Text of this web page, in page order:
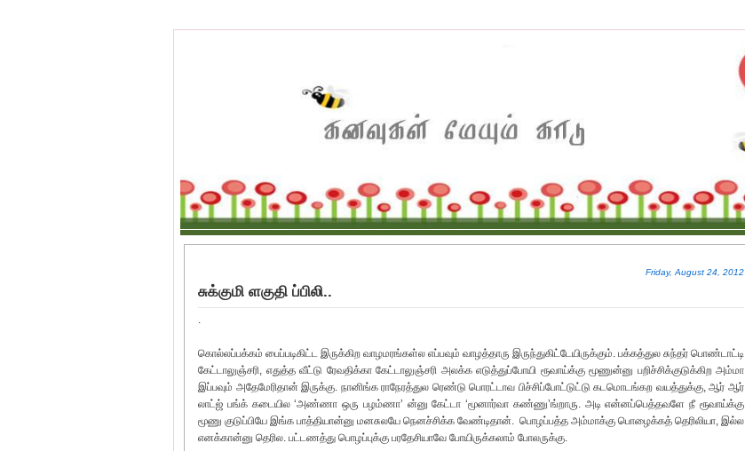
Friday, August 24, 2012
சுக்குமி ளகுதி ப்பிலி..
கொல்லப்பக்கம் பைப்படிகிட்ட இருக்கிற வாழமரங்கள்ல எப்பவும் வாழத்தாரு இருந்துகிட்டேயிருக்கும். பக்கத்துல சுந்தர் பொண்டாட்டி
கேட்டாலுஞ்சரி, எதுத்த வீட்டு ரேவதிக்கா கேட்டாலுஞ்சரி அலக்க எடுத்துப்போயி ரூவாய்க்கு மூணுன்னு பறிச்சிக்குடுக்கிற அம்மா
இப்பவும் அதேமேரிதான் இருக்கு. நானிங்க ராநேரத்துல ரெண்டு பொரட்டாவ பிச்சிப்போட்டுட்டு கடமொடங்கற வயத்துக்கு, ஆர் ஆர்
லாட்ஜ் பங்க் கடையில ‘அண்ணா ஒரு பழம்ணா’ ன்னு கேட்டா ‘மூனார்வா கண்ணு’ங்றாரு. அடி என்னப்பெத்தவளே நீ ரூவாய்க்கு
மூணு குடுப்பியே இங்க பாத்தியான்னு மனசுலயே நெனச்சிக்க வேண்டிதான். பொழப்பத்த அம்மாக்கு பொழைக்கத் தெரிலியா, இல்ல
எனக்கான்னு தெரில. பட்டணத்து பொழப்புக்கு பரதேசியாவே போயிருக்கலாம் போலருக்கு.